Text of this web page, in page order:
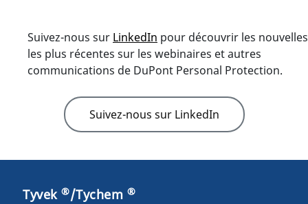
Suivez-nous sur LinkedIn pour découvrir les nouvelles
les plus récentes sur les webinaires et autres
communications de DuPont Personal Protection.
Suivez-nous sur LinkedIn
Tyvek ®/Tychem ®